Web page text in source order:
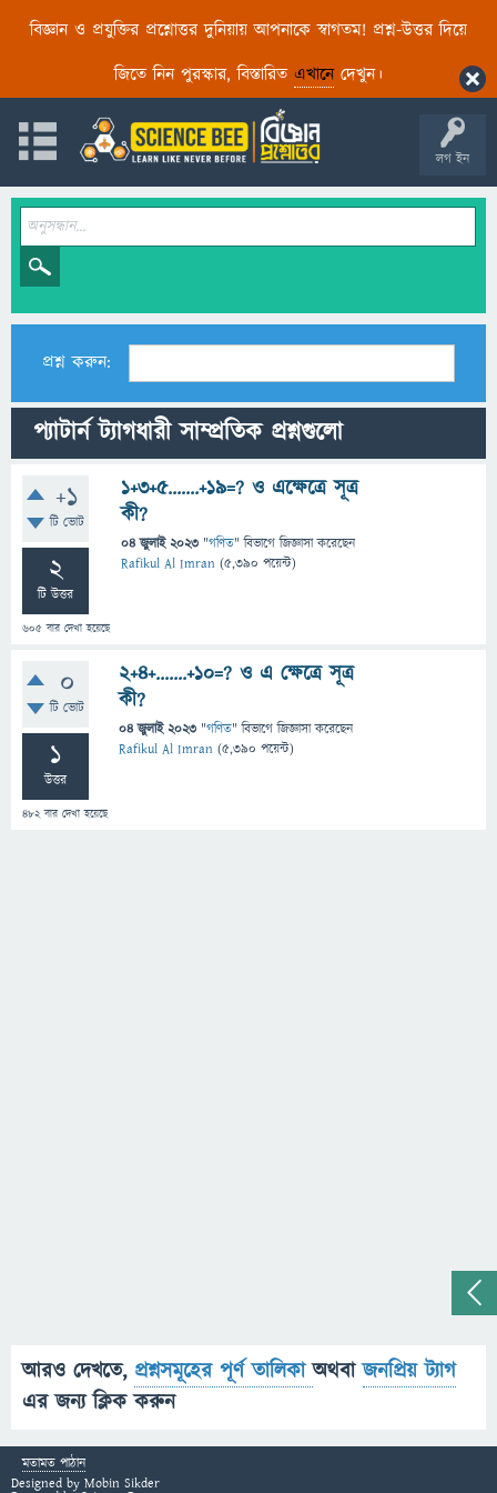
বিজ্ঞান ও প্রযুক্তির প্রশ্নোত্তর দুনিয়ায় আপনাকে স্বাগতম! প্রশ্ন-উত্তর দিয়ে
জিতে নিন পুরস্কার, বিস্তারিত এখানেদেখুন।
লগ ইন
প্রশ্ন করুন:
প্যাটার্ন ট্যাগধারী সাম্প্রতিক প্রশ্নগুলো
+1
টি ভোট
2
টি উত্তর
605 বার দেখা হয়েছে
1+3+5.......+19=? ও এক্ষেত্রে সূত্র
কী?
04 জুলাই 2023 "গণিত" বিভাগে জিজ্ঞাসাকরেছেন
Rafikul Al Imran (5,390 পয়েন্ট)
0
টি ভোট
1
উত্তর
482বার দেখা হয়েছে
2+4+.......+10=? ও এ ক্ষেত্রে সূত্র
কী?
04 জুলাই 2023 "গণিত" বিভাগে জিজ্ঞাসাকরেছেন
Rafikul Al Imran (5,390 পয়েন্ট)
আরও দেখতে, প্রশ্নসমূহের পূর্ণ তালিকাঅথবাজনপ্রিয় ট্যাগ
এর জন্য ক্লিক করুন
মতামত পাঠান
Designed by Mobin Sikder